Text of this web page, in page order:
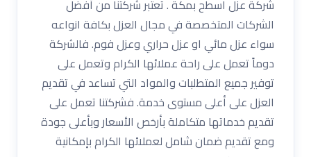
شركة عزل اسطح بمكة . تعتبر شركتنا من أفضل
الشركات المتخصصة في مجال العزل بكافة انواعه
سواء عزل مائي او عزل حراري وعزل فوم. فالشركة
دوماً تعمل على راحة عملائها الكرام وتعمل على
توفير جميع المتطلبات والمواد التي تساعد في تقديم
العزل على أعلى مستوى خدمة. فشركتنا تعمل على
تقديم خدماتها متكاملة بأرخص الأسعار وبأعلى جودة
ومع تقديم ضمان شامل لعملائها الكرام بإمكانية